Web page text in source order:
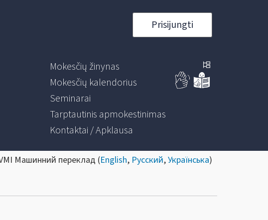
Prisijungti
Mokesčių žinynas
Mokesčių kalendorius
Seminarai
Tarptautinis apmokestinimas
Kontaktai / Apklausa
Машинний переклад (English, Русский,Українська)